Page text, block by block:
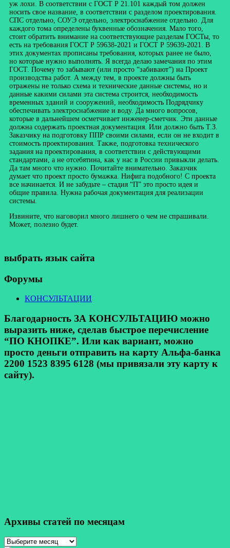
уж лохи. В соответствии с ГОСТ Р 21.101 каждый том должен
носить свое название, в соответствии с разделом проектирования.
СПС отдельно, СОУЭ отдельно, электроснабжение отдельно. Для
каждого тома определены буквенные обозначения. Мало того,
стоит обратить внимание на соответствующие разделам ГОСТы, то
есть на требования ГОСТ Р 59638-2021 и ГОСТ Р 59639-2021. В
этих документах прописаны требования, которых ранее не было,
но которые нужно выполнять. Я всегда делаю замечания по этим
ГОСТ. Почему то забывают (или просто “забивают”) на Проект
производства работ. А между тем, в проекте должны быть
отражены не только схема и технические данные системы, но и
данные какими силами эта система строится, необходимость
временных зданий и сооружений, необходимость Подрядчику
обеспечивать электроснабжение и воду. Да много вопросов,
которые в дальнейшем осметчивает инженер-сметчик. Эти данные
должна содержать проектная документация. Или должно быть Т.З.
Заказчику на подготовку ППР своими силами, если он не входит в
стоимость проектирования. Также, подготовка технического
задания на проектирования, в соответствии с действующими
стандартами, а не отсебятина, как у нас в России привыкли делать.
Да там много что нужно. Почитайте внимательно. Заказчик
думает что проект просто бумажка. Нифига подобного! С проекта
все начинается. И не забудьте – стадия “П” это просто идея и
общие правила. Нужна рабочая документация для реализации
системы.
Извините, что наговорил много лишнего о чем не спрашивали.
Может, полезно будет.
выбрать язык сайта
Форумы
КОНСУЛЬТАЦИИ
Благодарность ЗА КОНСУЛЬТАЦИЮ можно
выразить ниже, сделав быстрое перечисление
“ПО КНОПКЕ”. Или как вариант, можно
просто деньги отправить на карту Альфа-банка
2200 1523 8395 6128 (мы привязали эту карту к
сайту).
Архивы статей по месяцам
Архивы